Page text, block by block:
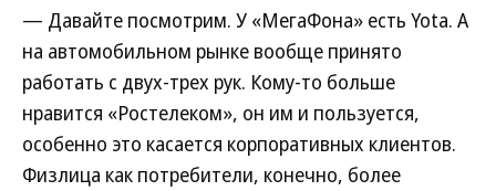
— Давайте посмотрим. У «МегаФона» есть Yota. А
на автомобильном рынке вообще принято
работать с двух-трех рук. Кому-то больше
нравится «Ростелеком», он им и пользуется,
особенно это касается корпоративных клиентов.
Физлица как потребители, конечно, более